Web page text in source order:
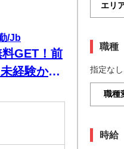
/Jb
料GET！前
経験から
エリ
職種
指定なし
職種
時給